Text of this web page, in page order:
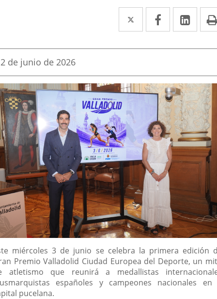
Twitter
Enlace
a
una
externa.
Facebook
Enlace
a
una
externa.
a
una
Fecha
la
noticia
2 de junio de 2026
miércoles 3 de junio se celebra la primera edición
Premio Valladolid Ciudad Europea del Deporte, un
atletismo que reunirá a medallistas
españoles y campeones nacionales en
pucelana.